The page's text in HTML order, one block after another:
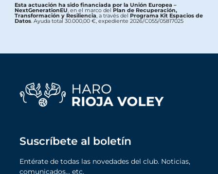
Esta actuación ha sido financiada por la Unión Europea –
NextGenerationEU, en el marco delPlan de Recuperación,
Transformación y Resiliencia, a través del Programa Kit Espacios de
Datos. Ayuda total 30.000,00 €, expediente 2026/C055/05817025
Suscríbete al boletín
Entérate de todas las novedades del club. Noticias,
comunicados… etc.